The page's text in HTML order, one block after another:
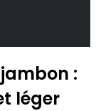
:
léger